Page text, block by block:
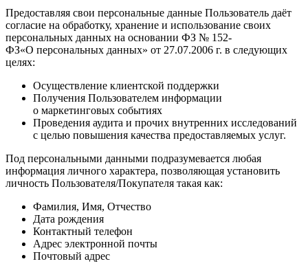
Предоставляя свои персональные данные Пользователь даёт
согласие на обработку, хранение и использование своих
персональных данных на основании ФЗ № 152-
ФЗ«О персональных данных» от 27.07.2006 г. в следующих
целях:
Осуществление клиентской поддержки
Получения Пользователем информации
о маркетинговых событиях
Проведения аудита и прочих внутренних исследований
с целью повышения качества предоставляемых услуг.
Под персональными данными подразумевается любая
информация личного характера, позволяющая установить
личность Пользователя/Покупателя такая как:
Фамилия, Имя, Отчество
Дата рождения
Контактный телефон
Адрес электронной почты
Почтовый адрес